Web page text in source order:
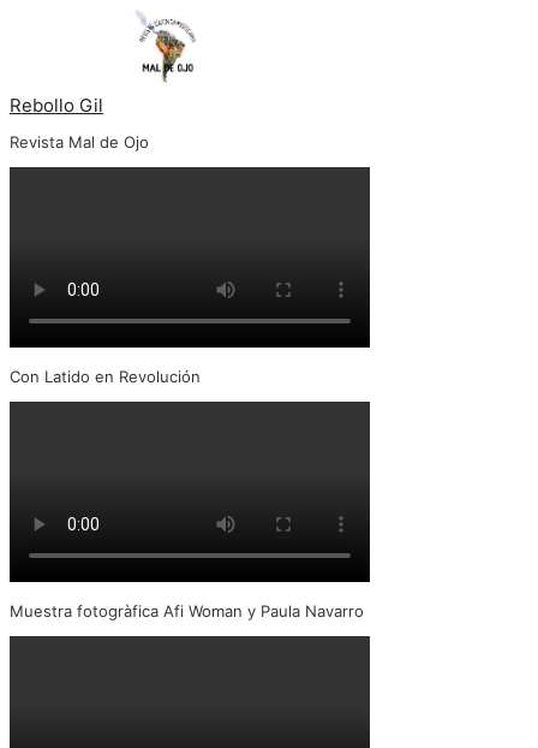
Rebollo Gil
Revista Mal de Ojo
Con Latido en Revolución
Muestra fotogràfica Afi Woman y Paula Navarro